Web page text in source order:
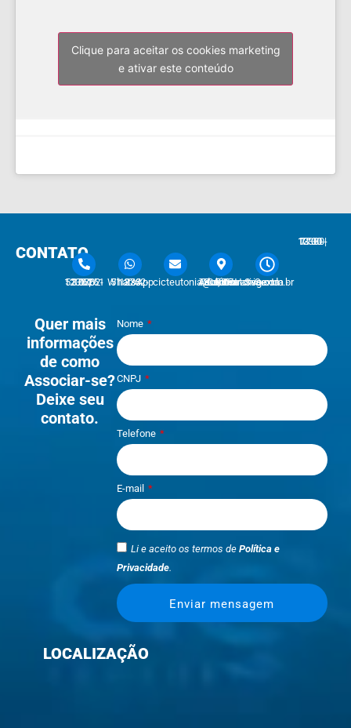
Clique para aceitar os cookies marketing
e ativar este conteúdo
CONTATO
51 3762-1233 | 51 3762-1030 51 3762-1233 WhatsAppcicteutonia@cicteutonia.com.br
Rua Um Sul, 77 - Centro Administrativo Teutônia - RS Segunda - Sexta
7:30 - 12:00 | 13:30 - 17:30
Quer mais
informações
de como
Associar-se?
Deixe seu
contato.
Nome
CNPJ
Telefone
E-mail
Li e aceito os termos de Política e
Privacidade.
Enviar mensagem
LOCALIZAÇÃO